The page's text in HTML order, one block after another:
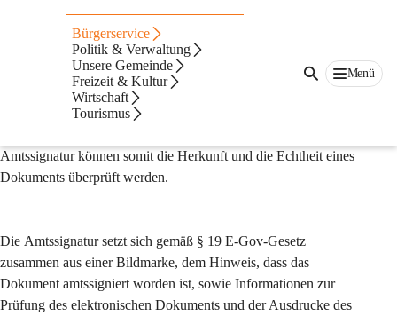
Bürgerservice
Politik & Verwaltung
Unsere Gemeinde
Freizeit & Kultur
Wirtschaft
Tourismus
Menü
Amtssignatur
Im Sinne einer durchgängigen elektronischen
Verfahrensabwicklung kann die Marktgemeinde Leutschach an
der Weinstraße auf ihren Erledigungen
aufbringen. Dadurch wird erkennbar, dass es sich um ein
Amtssignatur können somit die Herkunft und die Echtheit eines
Dokuments überprüft werden.
Die Amtssignatur setzt sich gemäß § 19 E-Gov-Gesetz
zusammen aus einer Bildmarke, dem Hinweis, dass das
Dokument amtssigniert worden ist, sowie Informationen zur
Prüfung des elektronischen Dokuments und der Ausdrucke des